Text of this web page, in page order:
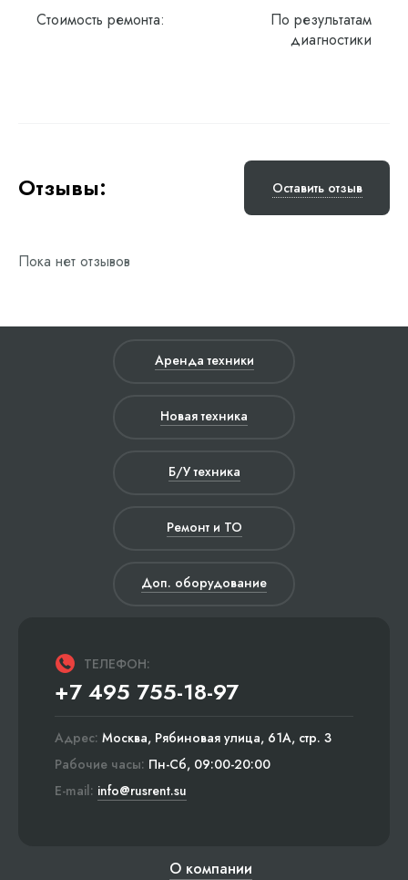
Стоимость ремонта:
По результатам
диагностики
Отзывы: Оставить отзыв
Пока нет отзывов
Аренда техники
Новая техника
Б/У техника
Ремонт и ТО
Доп. оборудование
ТЕЛЕФОН:
+7 495 755-18-97
Адрес: Москва, Рябиновая улица, 61А, стр. 3
Рабочие часы: Пн-Сб, 09:00-20:00
E-mail: info@rusrent.su
О компании